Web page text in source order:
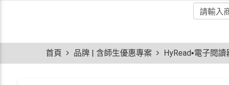
首頁 品牌 | 含師生優惠專案 HyRead▪電子閱讀